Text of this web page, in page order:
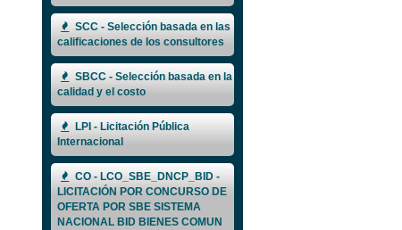
SCC - Selección basada en las
calificaciones de los consultores
SBCC - Selección basada en la
calidad y el costo
LPI - Licitación Pública
Internacional
CO - LCO_SBE_DNCP_BID -
LICITACIÓN POR CONCURSO DE
OFERTA POR SBE SISTEMA
NACIONAL BID BIENES COMUN